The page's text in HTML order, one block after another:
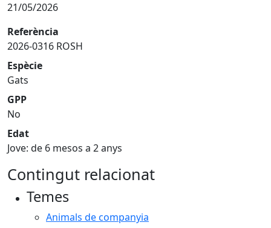
21/05/2026
Referència
2026-0316 ROSH
Espècie
Gats
GPP
No
Edat
Jove: de 6 mesos a 2 anys
Contingut relacionat
Temes
Animals de companyia